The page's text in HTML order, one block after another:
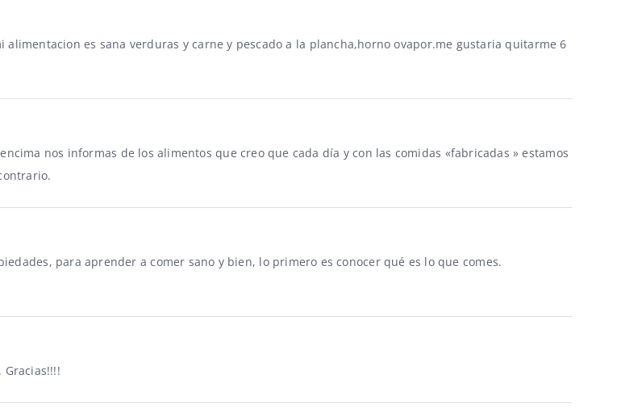
alimentacion es sana verduras y carne y pescado a la plancha,horno ovapor.me gustaria quitarme 6
nos informas de los alimentos que creo que cada día y con las comidas «fabricadas » estamos
para aprender a comer sano y bien, lo primero es conocer qué es lo que comes.